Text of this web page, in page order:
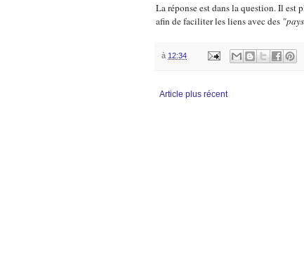
La réponse est dans la question. Il est
afin de faciliter les liens avec des
à 12:34
Article plus récent